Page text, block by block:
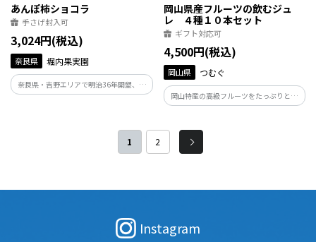
あんぽ柿ショコラ
手さげ封入可
3,024円(税込)
奈良県 堀内果実園
奈良県・吉野エリアで明治36年開墾、現
在6代目の柿農家が新しいあんぽ柿の楽し
ョコラ」 で仕上げました。
岡山県産フルーツの飲むジュ
レ ４種１０本セット
ギフト対応可
4,500円(税込)
岡山県 つむぐ
岡山特産の高級フルーツをたっぷりと使
用したフルーツジュレです。完熟の果物を
れるなめらかなジュレに仕上げました。
1 2
Instagram